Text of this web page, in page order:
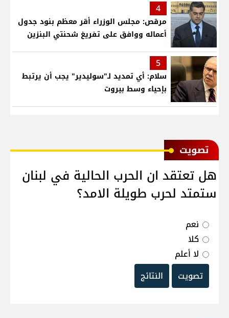
4
مرقص: مجلس الوزراء أقر معظم بنود جدول
أعماله ووافق على تفريغ شحنتي البنزين
5
سلام: أي تمديد لـ"سوليدير" يجب أن يرتبط
بإحياء وسط بيروت
ﺗﺼﻮﻳﺖ
هل تعتقد ان الحرب الحالية في لبنان
ستمتد لحرب طويلة الامد؟
نعم
كلا
لا أعلم
تصويت
النتائج